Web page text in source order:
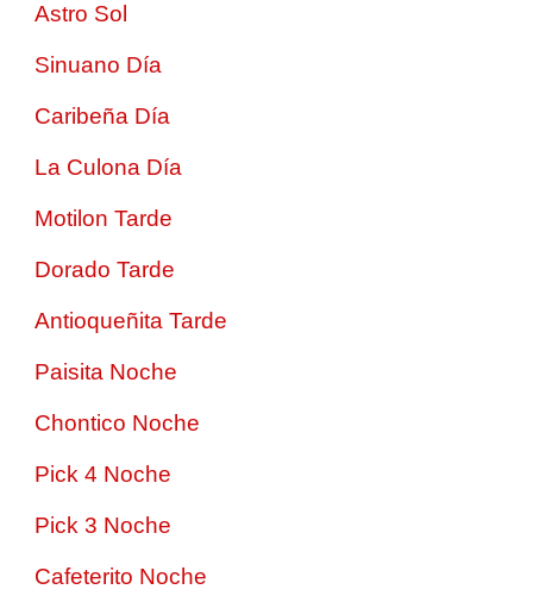
Astro Sol
Sinuano Día
Caribeña Día
La Culona Día
Motilon Tarde
Dorado Tarde
Antioqueñita Tarde
Paisita Noche
Chontico Noche
Pick 4 Noche
Pick 3 Noche
Cafeterito Noche